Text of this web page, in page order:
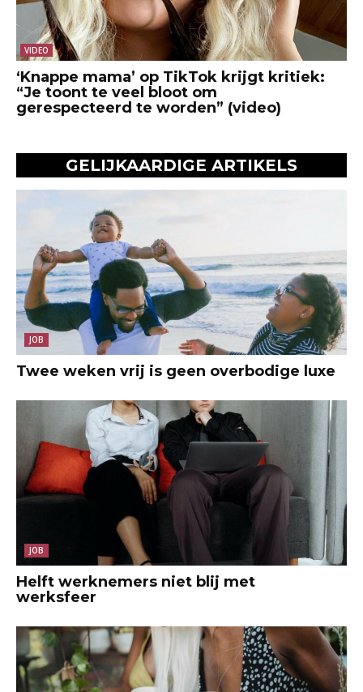
VIDEO
‘Knappe mama’ op TikTok krijgt kritiek:
“Je toont te veel bloot om
gerespecteerd te worden” (video)
GELIJKAARDIGE ARTIKELS
JOB
Twee weken vrij is geen overbodige luxe
JOB
Helft werknemers niet blij met
werksfeer